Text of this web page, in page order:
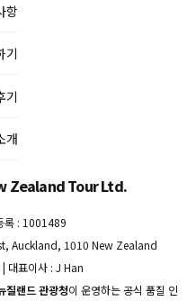
항
기
기
개
Zealand Tour Ltd.
록 : 1001489
Auckland, 1010 New Zealand
대표이사 : J Han
질랜드 관광청이 운영하는 공식 품질 인